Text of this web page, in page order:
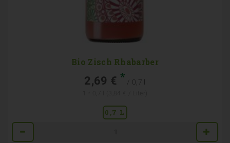
Bio Zisch Rhabarber
2,69 € * / 0,7 l
0,7 L